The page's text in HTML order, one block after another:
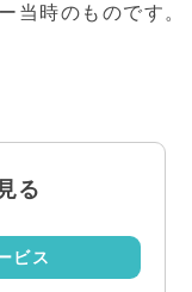
当時のものです。
る
ビス